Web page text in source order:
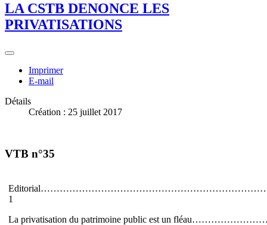
LA CSTB DENONCE LES
PRIVATISATIONS
Imprimer
E-mail
Détails
Création : 25 juillet 2017
VTB n°35
1
La privatisation du patrimoine public est un